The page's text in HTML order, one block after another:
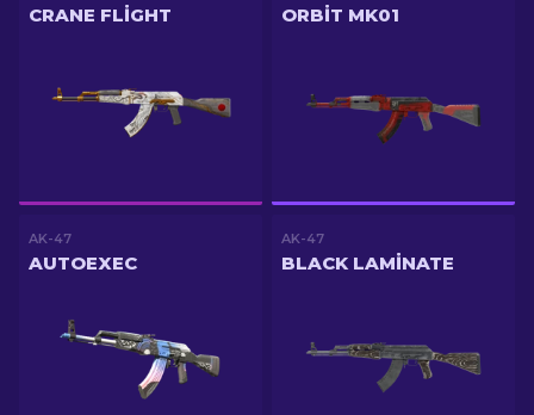
CRANE FLIGHT ORBIT MK01
AK-47
AUTOEXEC
AK-47
BLACK LAMINATE